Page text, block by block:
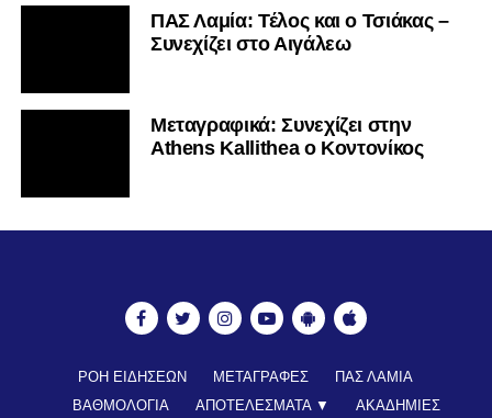
ΠΑΣ Λαμία: Τέλος και ο Τσιάκας –
Συνεχίζει στο Αιγάλεω
Mεταγραφικά: Συνεχίζει στην
Athens Kallithea ο Κοντονίκος
ΡΟΗ ΕΙΔΗΣΕΩΝ ΜΕΤΑΓΡΑΦΕΣ
ΠΑΣ ΛΑΜΙΑ
ΒΑΘΜΟΛΟΓΙΑ
ΑΠΟΤΕΛΕΣΜΑΤΑ ▼
ΑΚΑΔΗΜΙΕΣ